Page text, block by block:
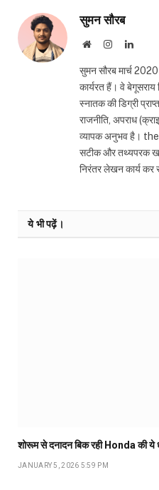
सुमन सौरब
WebsiteInstagram
सुमन सौरब मार्च
कार्यरत हैं। वे
स्नातक की डिग्री
राजनीति, अपराध
व्यापक अनुभव है।
सटीक और तथ्यपरक
निरंतर लेखन कार्य कर
ये भी पढ़ें।
शोरूम से दनादन बिक रही Honda की ये
JANUARY 5, 2026 5:59 PM